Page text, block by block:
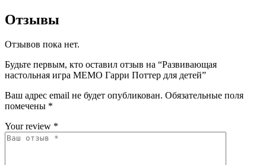
Отзывы
Отзывов пока нет.
Будьте первым, кто оставил отзыв на “Развивающая
настольная игра МЕМО Гарри Поттер для детей”
Ваш адрес email не будет опубликован. Обязательные поля
помечены *
Your review *